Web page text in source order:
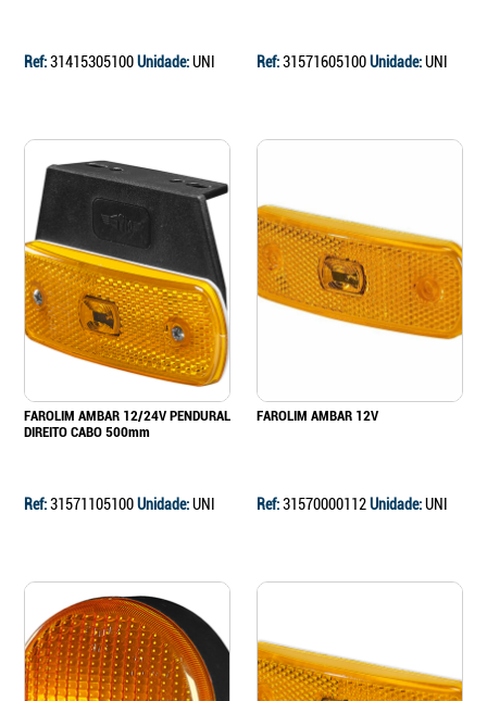
Ref:31415305100Unidade:UNI Ref:31571605100Unidade:UNI
FAROLIM AMBAR 12/24V PENDURAL
DIREITO CABO 500mm
Ref:31571105100Unidade:UNI
FAROLIM AMBAR 12V
Ref:31570000112Unidade:UNI